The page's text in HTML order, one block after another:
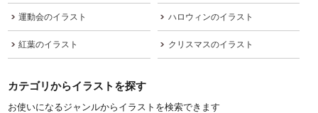
運動会のイラスト ハロウィンのイラスト
紅葉のイラスト クリスマスのイラスト
カテゴリからイラストを探す
お使いになるジャンルからイラストを検索できます